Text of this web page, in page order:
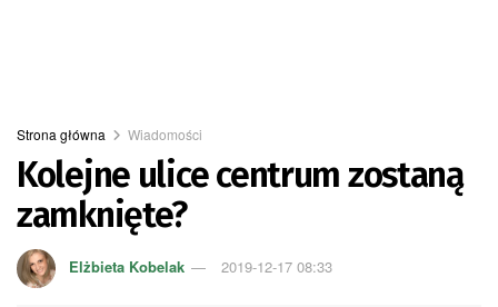
Strona główna Wiadomości
Kolejne ulice centrum zostaną
zamknięte?
Elżbieta Kobelak 2019-12-17 08:33